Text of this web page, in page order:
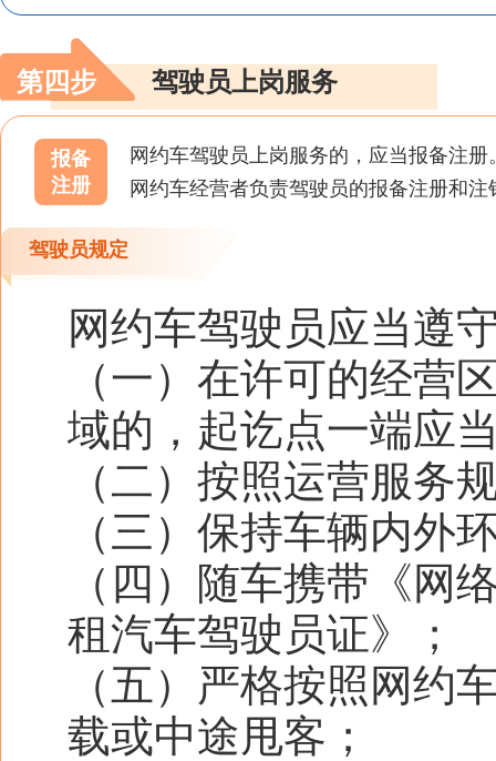
第四步 驾驶员上岗服务
报备
注册
网约车驾驶员上岗服务的，应当报备注册
网约车经营者负责驾驶员的报备注册和注
驾驶员规定
网约车驾驶员应当遵
（一）在许可的经营
域的，起讫点一端应
（二）按照运营服务
（三）保持车辆内外
（四）随车携带《网
租汽车驾驶员证》；
（五）严格按照网约
载或中途甩客；